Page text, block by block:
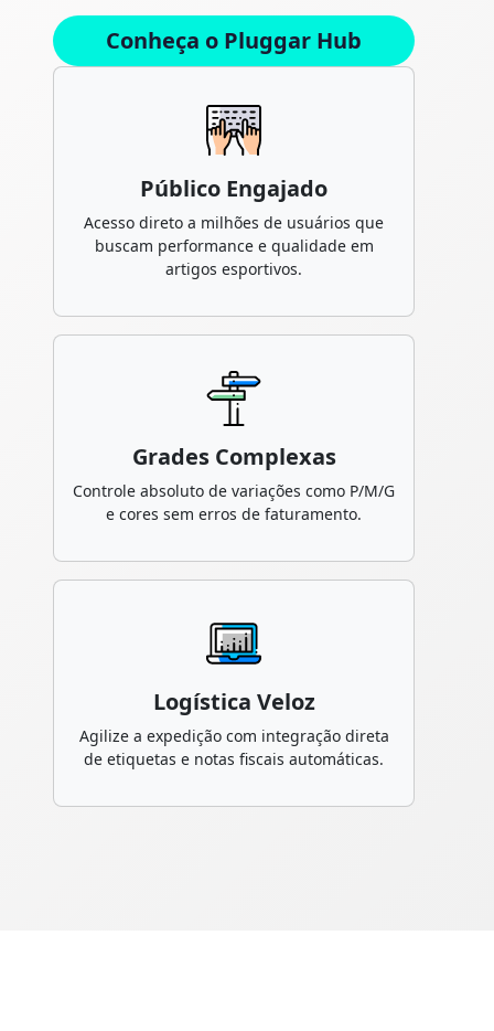
Conheça o Pluggar Hub
Público Engajado
Acesso direto a milhões de usuários que
buscam performance e qualidade em
artigos esportivos.
Grades Complexas
Controle absoluto de variações como P/M/G
e cores sem erros de faturamento.
Logística Veloz
Agilize a expedição com integração direta
de etiquetas e notas fiscais automáticas.